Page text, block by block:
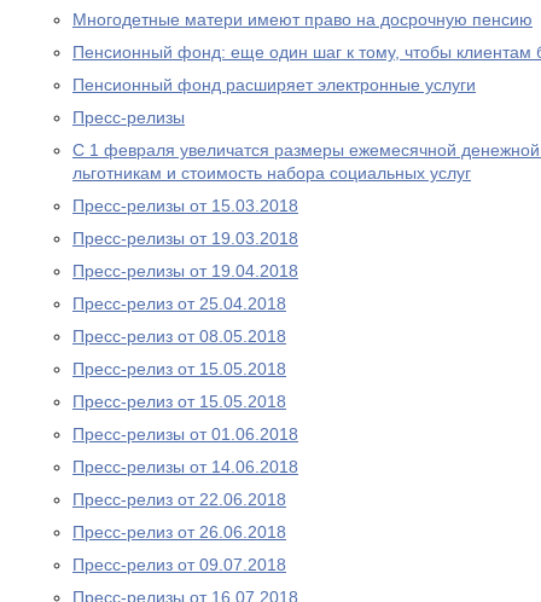
Многодетные матери имеют право на досрочную пенсию
Пенсионный фонд: еще один шаг к тому, чтобы клиентам
Пенсионный фонд расширяет электронные услуги
Пресс-релизы
С 1 февраля увеличатся размеры ежемесячной
льготникам и стоимость набора социальных услуг
Пресс-релизы от 15.03.2018
Пресс-релизы от 19.03.2018
Пресс-релизы от 19.04.2018
Пресс-релиз от 25.04.2018
Пресс-релиз от 08.05.2018
Пресс-релиз от 15.05.2018
Пресс-релиз от 15.05.2018
Пресс-релизы от 01.06.2018
Пресс-релизы от 14.06.2018
Пресс-релиз от 22.06.2018
Пресс-релиз от 26.06.2018
Пресс-релиз от 09.07.2018
Пресс-релизы от 16.07.2018